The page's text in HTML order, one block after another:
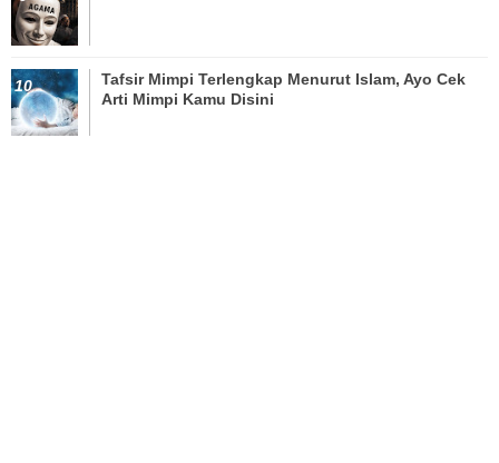
Tafsir Mimpi Terlengkap Menurut Islam, Ayo Cek
Arti Mimpi Kamu Disini